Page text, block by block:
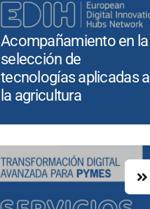
Acompañamiento en la
selección de
tecnologías aplicadas a
la agricultura